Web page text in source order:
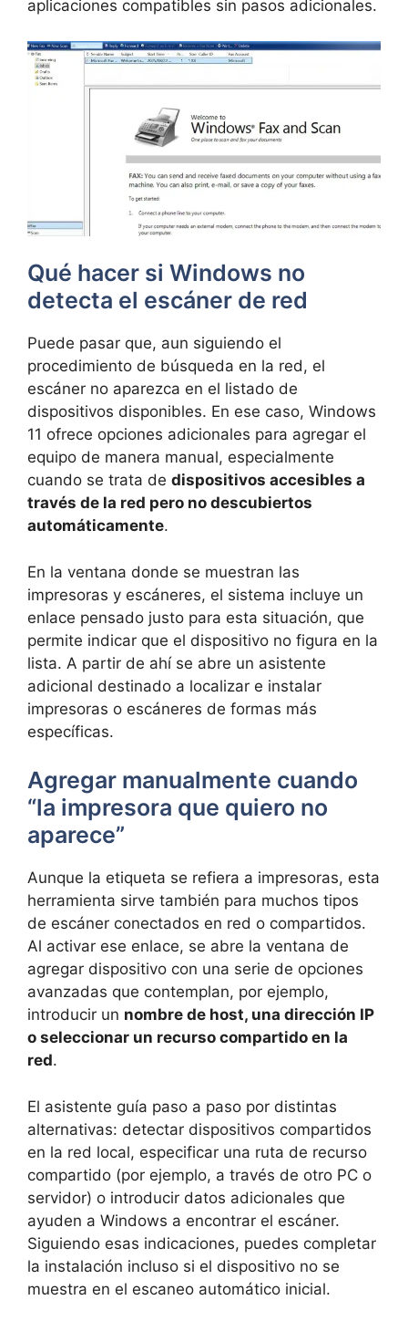
aplicaciones compatibles sin pasos adicionales.
Qué hacer si Windows no
detecta el escáner de red
Puede pasar que, aun siguiendo el
procedimiento de búsqueda en la red, el
escáner no aparezca en el listado de
dispositivos disponibles. En ese caso, Windows
11 ofrece opciones adicionales para agregar el
equipo de manera manual, especialmente
cuando se trata de dispositivos accesibles a
través de la red pero no descubiertos
automáticamente.
En la ventana donde se muestran las
impresoras y escáneres, el sistema incluye un
enlace pensado justo para esta situación, que
permite indicar que el dispositivo no figura en la
lista. A partir de ahí se abre un asistente
adicional destinado a localizar e instalar
impresoras o escáneres de formas más
específicas.
Agregar manualmente cuando
“la impresora que quiero no
aparece”
Aunque la etiqueta se refiera a impresoras, esta
herramienta sirve también para muchos tipos
de escáner conectados en red o compartidos.
Al activar ese enlace, se abre la ventana de
agregar dispositivo con una serie de opciones
avanzadas que contemplan, por ejemplo,
introducir un nombre de host, una dirección IP
o seleccionar un recurso compartido en la
red.
El asistente guía paso a paso por distintas
alternativas: detectar dispositivos compartidos
en la red local, especificar una ruta de recurso
compartido (por ejemplo, a través de otro PC o
servidor) o introducir datos adicionales que
ayuden a Windows a encontrar el escáner.
Siguiendo esas indicaciones, puedes completar
la instalación incluso si el dispositivo no se
muestra en el escaneo automático inicial.